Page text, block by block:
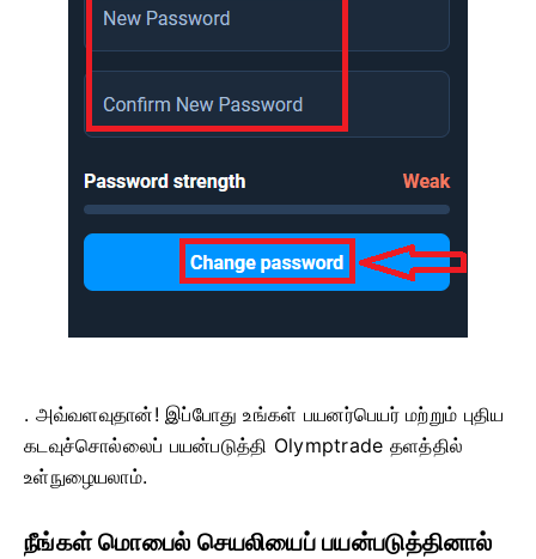
. அவ்வளவுதான்! இப்போது உங்கள் பயனர்பெயர் மற்றும் புதிய
கடவுச்சொல்லைப் பயன்படுத்தி Olymptrade தளத்தில்
உள்நுழையலாம்.
நீங்கள் மொபைல் செயலியைப் பயன்படுத்தினால்